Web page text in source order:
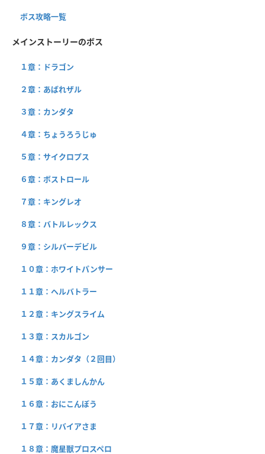
ボス攻略一覧
メインストーリーのボス
１章：ドラゴン
２章：あばれザル
３章：カンダタ
４章：ちょうろうじゅ
５章：サイクロプス
６章：ボストロール
７章：キングレオ
８章：バトルレックス
９章：シルバーデビル
１０章：ホワイトパンサー
１１章：ヘルバトラー
１２章：キングスライム
１３章：スカルゴン
１４章：カンダタ（２回目）
１５章：あくましんかん
１６章：おにこんぼう
１７章：リバイアさま
１８章：魔星獣プロスペロ